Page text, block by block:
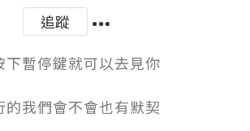
追蹤
下暫停鍵就可以去見你
的我們會不會也有默契